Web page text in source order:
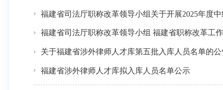
福建省司法厅职称改革领导小组关于开展2025年度
福建省司法厅职称改革领导小组 福建省职称改革工
关于福建省涉外律师人才库第五批入库人员名单的公
福建省涉外律师人才库拟入库人员名单公示